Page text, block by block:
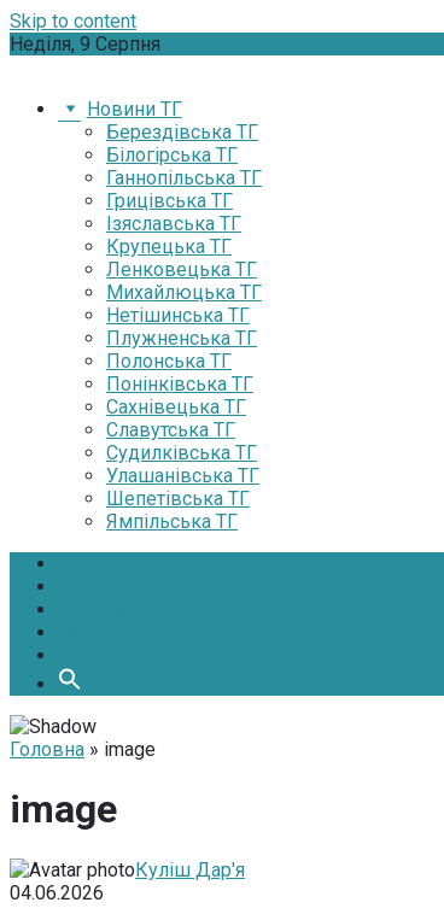
Skip to content
Неділя, 9 Серпня
Новини ТГ
Берездівська ТГ
Білогірська ТГ
Ганнопільська ТГ
Грицівська ТГ
Ізяславська ТГ
Крупецька ТГ
Ленковецька ТГ
Михайлюцька ТГ
Нетішинська ТГ
Плужненська ТГ
Полонська ТГ
Понінківська ТГ
Сахнівецька ТГ
Славутська ТГ
Судилківська ТГ
Улашанівська ТГ
Шепетівська ТГ
Ямпільська ТГ
Головна » image
image
Куліш Дар'я
04.06.2026